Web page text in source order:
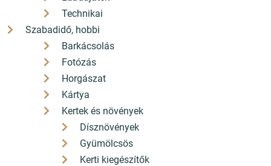
Technikai
Szabadidő, hobbi
Barkácsolás
Fotózás
Horgászat
Kártya
Kertek és növények
Dísznövények
Gyümölcsös
Kerti kiegészítők